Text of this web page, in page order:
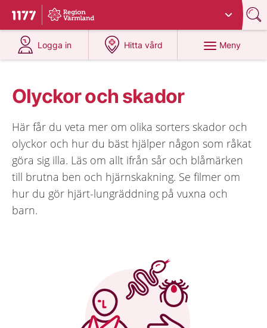
Till startsidan för 1177
Du har valt region
Logga in
på 1177.se
Hitta vård
på 1177.se
Meny
Olyckor och skador
Här får du veta mer om olika sorters skador och
olyckor och hur du bäst hjälper någon som råkat
göra sig illa. Läs om allt ifrån sår och blåmärken
till brutna ben och hjärnskakning. Se filmer om
hur du gör hjärt-lungräddning på vuxna och
barn.